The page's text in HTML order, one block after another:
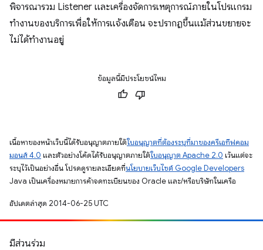
พิจารณารวม Listener และเครื่องจัดการเหตุการณ์ภายในโปรแกรม
ทำงานของบริการเพื่อให้การแจ้งเตือน จะปรากฏขึ้นแม้ส่วนขยายจะ
ไม่ได้ทำงานอยู่
ข้อมูลนี้มีประโยชน์ไหม
เนื้อหาของหน้าเว็บนี้ได้รับอนุญาตภายใต้ใบอนุญาตที่ต้องระบุที่มาของครีเอทีฟคอม
มอนส์ 4.0 และตัวอย่างโค้ดได้รับอนุญาตภายใต้ใบอนุญาต Apache 2.0 เว้นแต่จะ
ระบุไว้เป็นอย่างอื่น โปรดดูรายละเอียดที่นโยบายเว็บไซต์ Google Developers
Java เป็นเครื่องหมายการค้าจดทะเบียนของ Oracle และ/หรือบริษัทในเครือ
อัปเดตล่าสุด 2014-06-25 UTC
มีส่วนร่วม